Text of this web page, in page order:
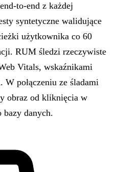
to-end z każdej
syntetyczne walidujące
użytkownika co 60
RUM śledzi rzeczywiste
Vitals, wskaźnikami
połączeniu ze śladami
obraz od kliknięcia w
bazy danych.